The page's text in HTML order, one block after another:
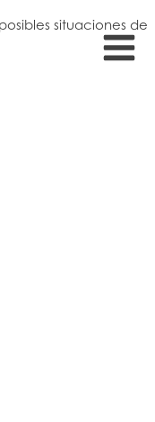
situaciones de